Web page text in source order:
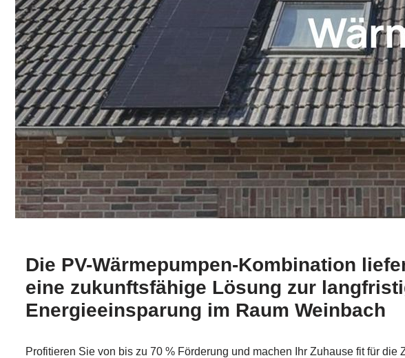
Die PV-Wärmepumpen-Kombination
eine zukunftsfähige Lösung zur
Energieeinsparung im Raum Weinbach
Profitieren Sie von bis zu 70 % Förderung und machen Ihr Zuhause fit für die